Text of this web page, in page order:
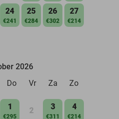
24
€241
25
€284
26
€302
27
€214
2026
Do Vr Za Zo
1
€295
2 3
€311
4
€214